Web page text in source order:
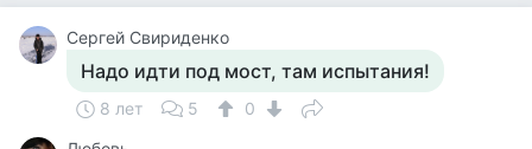
Cергей Свириденко
Надо идти под мост, там испытания!
8 лет 5
0